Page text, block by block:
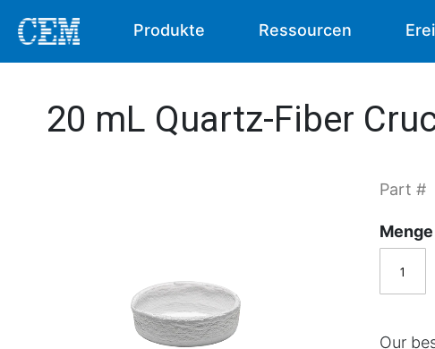
Produkte Ressourcen
20 mL Quartz-Fiber
Part #
Menge
Our